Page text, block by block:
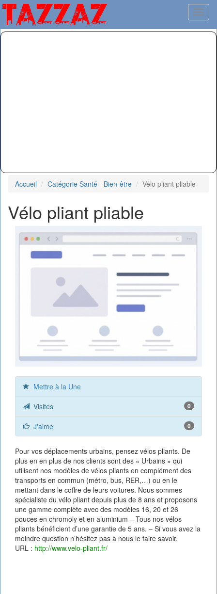
Accueil Catégorie Santé - Bien-être Vélo pliant pliable
Vélo pliant pliable
Mettre à la Une
0
Visites
0
J'aime
Pour vos déplacements urbains, pensez vélos pliants. De
plus en en plus de nos clients sont des « Urbains » qui
utilisent nos modèles de vélos pliants en complément des
transports en commun (métro, bus, RER,…) ou en le
mettant dans le coffre de leurs voitures. Nous sommes
spécialiste du vélo pliant depuis plus de 8 ans et proposons
une gamme complète avec des modèles 16, 20 et 26
pouces en chromoly et en aluminium – Tous nos vélos
pliants bénéficient d’une garantie de 5 ans. – Si vous avez la
moindre question n’hésitez pas à nous le faire savoir.
URL : http://www.velo-pliant.fr/